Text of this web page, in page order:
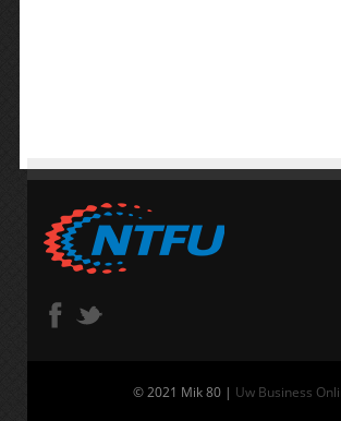
© 2021 Mik 80 | Uw Business